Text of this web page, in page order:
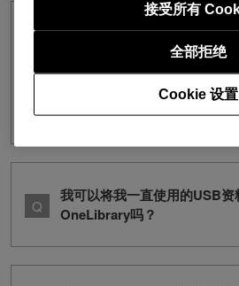
I exported tracks and
rekordbox ver. 7 导出到USB
但当我将设备连接到CDJ-
法浏览曲目或播放列表。该设
放器上运行良好。
我可以将我一直使用的USB资
OneLibrary吗？
Cookie 设置
全部拒绝
接受所有